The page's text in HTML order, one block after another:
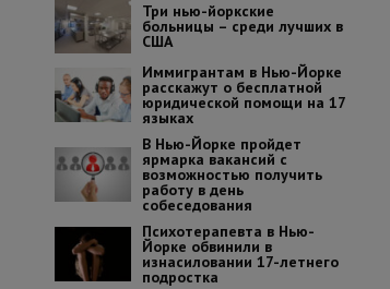
Три нью-йоркские
больницы – среди лучших в
США
Иммигрантам в Нью-Йорке
расскажут о бесплатной
юридической помощи на 17
языках
В Нью-Йорке пройдет
ярмарка вакансий с
возможностью получить
работу в день
собеседования
Психотерапевта в Нью-
Йорке обвинили в
изнасиловании 17-летнего
подростка